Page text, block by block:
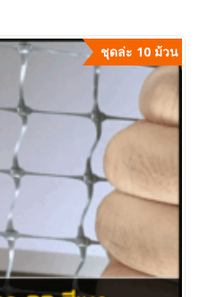
ชุดล่ะ 10 ม้วน